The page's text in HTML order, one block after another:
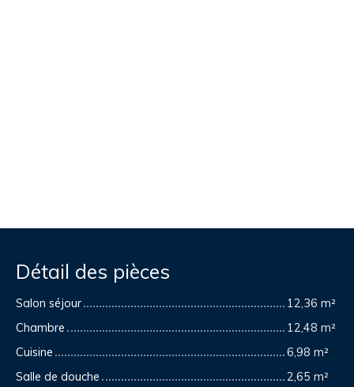
Détail des pièces
Salon séjour
12,36 m²
Chambre
12,48 m²
Cuisine
6,98 m²
Salle de douche
2,65 m²